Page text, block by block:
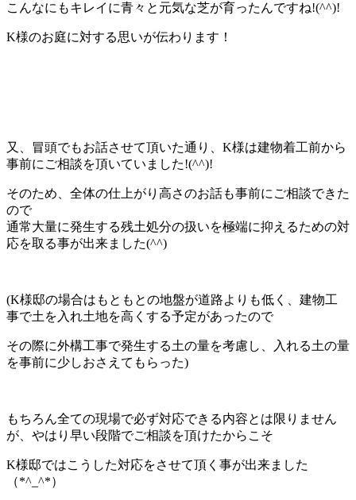
こんなにもキレイに青々と元気な芝が育ったんですね!(^^)!
K様のお庭に対する思いが伝わります！
又、冒頭でもお話させて頂いた通り、K様は建物着工前から
事前にご相談を頂いていました!(^^)!
そのため、全体の仕上がり高さのお話も事前にご相談できた
ので
通常大量に発生する残土処分の扱いを極端に抑えるための対
応を取る事が出来ました(^^)
(K様邸の場合はもともとの地盤が道路よりも低く、建物工
事で土を入れ土地を高くする予定があったので
その際に外構工事で発生する土の量を考慮し、入れる土の量
を事前に少しおさえてもらった)
もちろん全ての現場で必ず対応できる内容とは限りません
が、やはり早い段階でご相談を頂けたからこそ
K様邸ではこうした対応をさせて頂く事が出来ました
（*^_^*）